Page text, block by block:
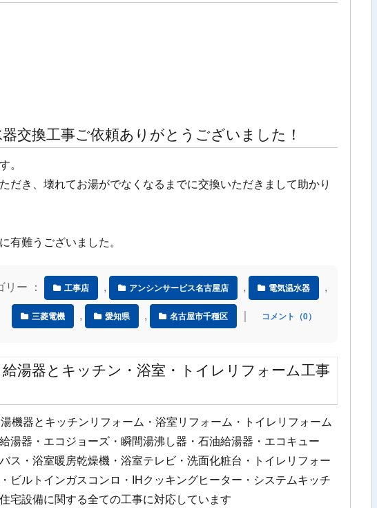
交換工事ご依頼ありがとうございました！
。
だき、壊れてお湯がでなくなるまでに交換いただきまして助かり
有難うございました。
ー ： 工事店 , アンシンサービス名古屋店 , 電気温水器 ,
三菱電機 , 愛知県 , 名古屋市千種区 ｜ コメント（0）
湯器とキッチン・浴室・トイレリフォーム工事
機器とキッチンリフォーム・浴室リフォーム・トイレリフォーム
湯器・エコジョーズ・瞬間湯沸し器・石油給湯器・エコキュー
ス・浴室暖房乾燥機・浴室テレビ・洗面化粧台・トイレリフォー
ビルトインガスコンロ・IHクッキングヒーター・システムキッチ
宅設備に関する全ての工事に対応しています